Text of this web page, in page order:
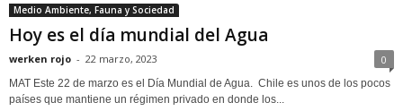
Medio Ambiente, Fauna y Sociedad
Hoy es el día mundial del Agua
werken rojo - 22 marzo, 2023 0
MAT Este 22 de marzo es el Día Mundial de Agua. Chile es unos de los pocos
países que mantiene un régimen privado en donde los...